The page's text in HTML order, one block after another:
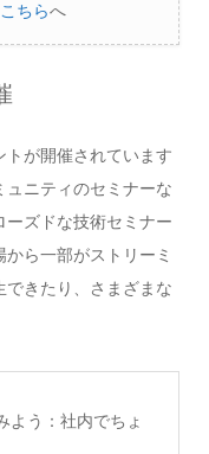
こちらへ
トが開催されています
ュニティのセミナーな
ーズドな技術セミナー
ら一部がストリーミ
できたり、さまざまな
よう：社内でちょ